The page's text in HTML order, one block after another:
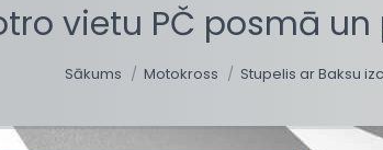
vietu PČ posmā
Sākums Motokross Stupelis ar Baksu